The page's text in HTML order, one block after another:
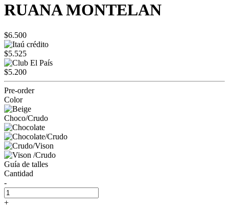
RUANA MONTELAN
$6.500
$5.525
$5.200
Pre-order
Color
Choco/Crudo
Guía de talles
Cantidad
-
+